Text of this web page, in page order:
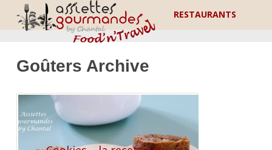
RESTAURANTS
Goûters Archive